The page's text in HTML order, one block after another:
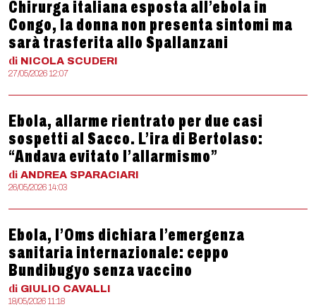
Chirurga italiana esposta all’ebola in
Congo, la donna non presenta sintomi ma
sarà trasferita allo Spallanzani
di NICOLA SCUDERI
27/05/2026 12:07
Ebola, allarme rientrato per due casi
sospetti al Sacco. L’ira di Bertolaso:
“Andava evitato l’allarmismo”
di ANDREA SPARACIARI
26/05/2026 14:03
Ebola, l’Oms dichiara l’emergenza
sanitaria internazionale: ceppo
Bundibugyo senza vaccino
di GIULIO CAVALLI
18/05/2026 11:18